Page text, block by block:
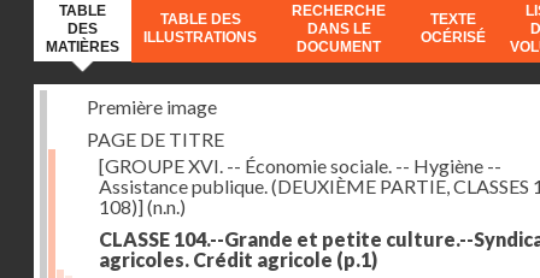
TABLE
DES
MATIÈRES
TABLE DES
ILLUSTRATIONS
RECHERCHE
DANS LE
DOCUMENT
TEXTE
OCÉRISÉ
Première image
PAGE DE TITRE
[GROUPE XVI. -- Économie sociale. -- Hygiène --
Assistance publique. (DEUXIÈME PARTIE, CLASSES
108)](n.n.)
CLASSE 104.--Grande et petite culture.--
agricoles. Crédit agricole (p.1)